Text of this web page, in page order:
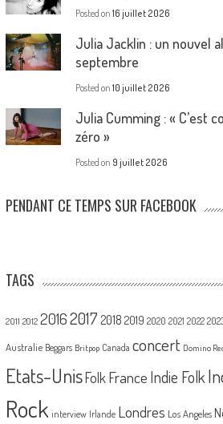
Posted on 16 juillet 2026
Julia Jacklin : un nouvel
septembre
Posted on 10 juillet 2026
Julia Cumming : « C’est
zéro »
Posted on 9 juillet 2026
PENDANT CE TEMPS SUR FACEBOOK
TAGS
2011 2012 20162017 2018 2019 2020 2021 2022
Australie Beggars Britpop Canada concert Domino
Etats-UnisFolk France Indie Folk
Rock interview Irlande Londres Los Angeles